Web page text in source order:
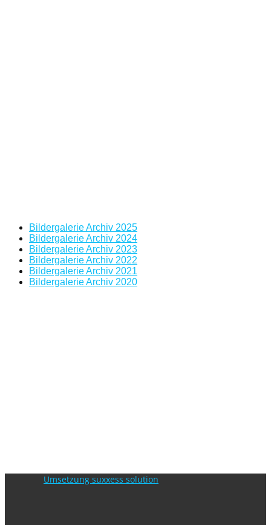
Bildergalerie Archiv 2025
Bildergalerie Archiv 2024
Bildergalerie Archiv 2023
Bildergalerie Archiv 2022
Bildergalerie Archiv 2021
Bildergalerie Archiv 2020
Umsetzung suxxess solution